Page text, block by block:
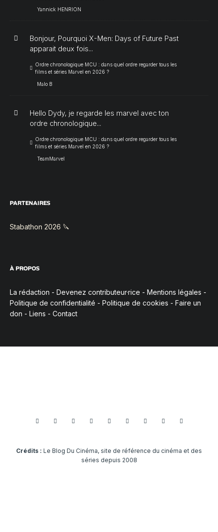
Yannick HENRION
Bonjour, Pourquoi X-Men: Days of Future Past
apparait deux fois...
Ordre chronologique MCU : dans quel ordre regarder tous les
films et séries Marvel en 2026 ?
Malo B
Hello Dydy, je regarde les marvel avec ton
ordre chronologique...
Ordre chronologique MCU : dans quel ordre regarder tous les
films et séries Marvel en 2026 ?
TeamMarvel
PARTENAIRES
Stabathon 2026 🔪
À PROPOS
La rédaction - Devenez contributeur·rice - Mentions légales -
Politique de confidentialité - Politique de cookies - Faire un
don - Liens - Contact
Crédits : Le Blog Du Cinéma, site de référence du cinéma et des
séries depuis 2008